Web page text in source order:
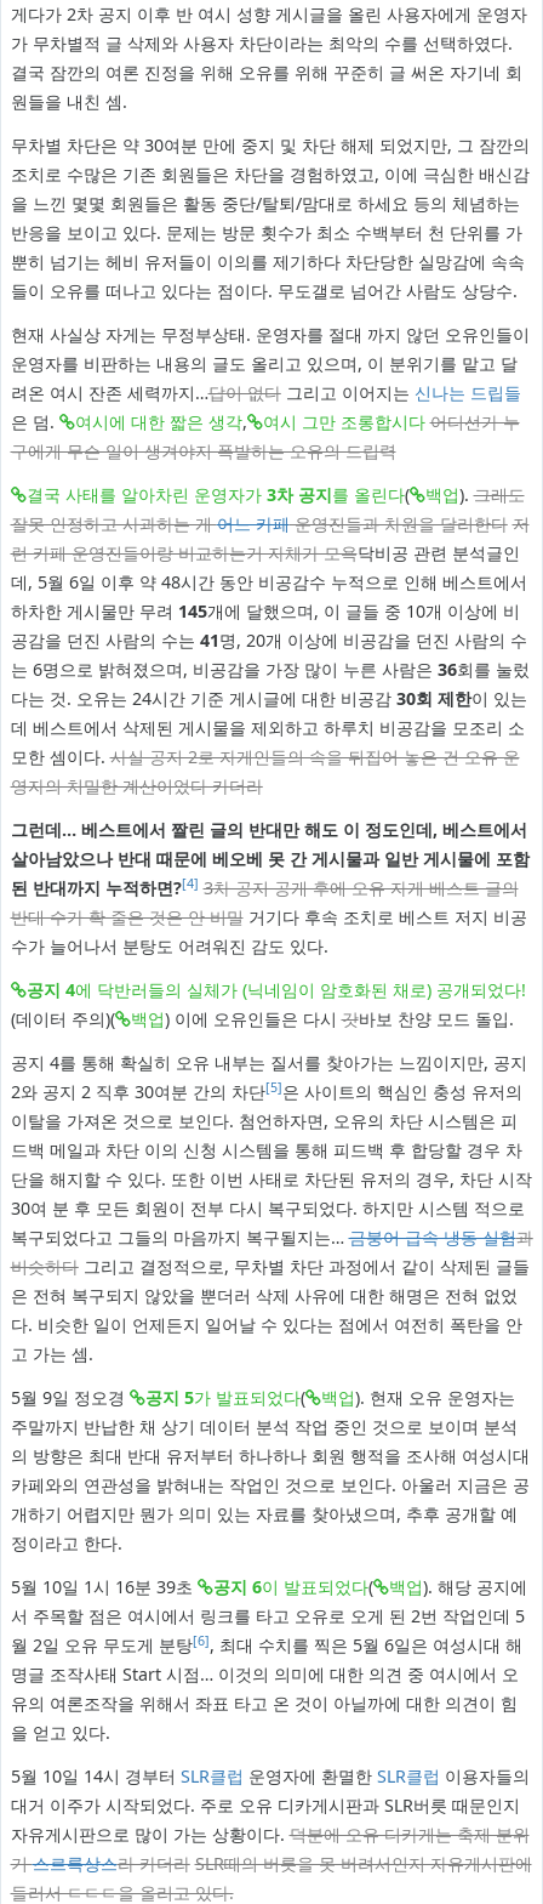
게다가 2차 공지 이후 반 여시 성향 게시글을 올린 사용자에게 운영자
가 무차별적 글 삭제와 사용자 차단이라는 최악의 수를 선택하였다.
결국 잠깐의 여론 진정을 위해 오유를 위해 꾸준히 글 써온 자기네 회
원들을 내친 셈.
무차별 차단은 약 30여분 만에 중지 및 차단 해제 되었지만, 그 잠깐의
조치로 수많은 기존 회원들은 차단을 경험하였고, 이에 극심한 배신감
을 느낀 몇몇 회원들은 활동 중단/탈퇴/맘대로 하세요 등의 체념하는
반응을 보이고 있다. 문제는 방문 횟수가 최소 수백부터 천 단위를 가
뿐히 넘기는 헤비 유저들이 이의를 제기하다 차단당한 실망감에 속속
들이 오유를 떠나고 있다는 점이다. 무도갤로 넘어간 사람도 상당수.
현재 사실상 자게는 무정부상태. 운영자를 절대 까지 않던 오유인들이
운영자를 비판하는 내용의 글도 올리고 있으며, 이 분위기를 맡고 달
려온 여시 잔존 세력까지…답이 없다그리고 이어지는 신나는 드립들
은 덤.
여시에 대한 짧은 생각, 여시 그만 조롱합시다 어디선가 누
구에게 무슨 일이 생겨야지 폭발하는 오유의 드립력
결국 사태를 알아차린 운영자가 3차 공지를 올린다( 백업).그래도
잘못 인정하고 사과하는 게어느 카페운영진들과 차원을 달리한다 저
런 카페 운영진들이랑 비교하는거 자체가 모욕닥비공 관련 분석글인
데, 5월 6일 이후 약 48시간 동안 비공감수 누적으로 인해 베스트에서
하차한 게시물만 무려 145개에 달했으며, 이 글들 중 10개 이상에 비
공감을 던진 사람의 수는 41명, 20개 이상에 비공감을 던진 사람의 수
는 6명으로 밝혀졌으며, 비공감을 가장 많이 누른 사람은 36회를 눌렀
다는 것. 오유는 24시간 기준 게시글에 대한 비공감 30회 제한이 있는
데 베스트에서 삭제된 게시물을 제외하고 하루치 비공감을 모조리 소
모한 셈이다.사실 공지 2로 자게인들의 속을 뒤집어 놓은 건 오유 운
영자의 치밀한 계산이었다 카더라
그런데… 베스트에서 짤린 글의 반대만 해도 이 정도인데, 베스트에서
살아남았으나 반대 때문에 베오베 못 간 게시물과 일반 게시물에 포함
된 반대까지 누적하면?[4] 3차 공지 공개 후에 오유 자게 베스트 글의
반대 수가 확 줄은 것은 안 비밀거기다 후속 조치로 베스트 저지 비공
수가 늘어나서 분탕도 어려워진 감도 있다.
공지 4에 닥반러들의 실체가 (닉네임이 암호화된 채로) 공개되었다!
(데이터 주의)(
백업) 이에 오유인들은 다시갓바보 찬양 모드 돌입.
공지 4를 통해 확실히 오유 내부는 질서를 찾아가는 느낌이지만, 공지
2와 공지 2 직후 30여분 간의 차단[5]은 사이트의 핵심인 충성 유저의
이탈을 가져온 것으로 보인다. 첨언하자면, 오유의 차단 시스템은 피
드백 메일과 차단 이의 신청 시스템을 통해 피드백 후 합당할 경우 차
단을 해지할 수 있다. 또한 이번 사태로 차단된 유저의 경우, 차단 시작
30여 분 후 모든 회원이 전부 다시 복구되었다. 하지만 시스템 적으로
복구되었다고 그들의 마음까지 복구될지는…금붕어 급속 냉동 실험과
비슷하다그리고 결정적으로, 무차별 차단 과정에서 같이 삭제된 글들
은 전혀 복구되지 않았을 뿐더러 삭제 사유에 대한 해명은 전혀 없었
다. 비슷한 일이 언제든지 일어날 수 있다는 점에서 여전히 폭탄을 안
고 가는 셈.
5월 9일 정오경
공지 5가 발표되었다( 백업). 현재 오유 운영자는
주말까지 반납한 채 상기 데이터 분석 작업 중인 것으로 보이며 분석
의 방향은 최대 반대 유저부터 하나하나 회원 행적을 조사해 여성시대
카페와의 연관성을 밝혀내는 작업인 것으로 보인다. 아울러 지금은 공
개하기 어렵지만 뭔가 의미 있는 자료를 찾아냈으며, 추후 공개할 예
정이라고 한다.
5월 10일 1시 16분 39초
공지 6이 발표되었다( 백업). 해당 공지에
서 주목할 점은 여시에서 링크를 타고 오유로 오게 된 2번 작업인데 5
월 2일 오유 무도게 분탕[6], 최대 수치를 찍은 5월 6일은 여성시대 해
명글 조작사태 Start 시점… 이것의 의미에 대한 의견 중 여시에서 오
유의 여론조작을 위해서 좌표 타고 온 것이 아닐까에 대한 의견이 힘
을 얻고 있다.
5월 10일 14시 경부터 SLR클럽 운영자에 환멸한 SLR클럽 이용자들의
대거 이주가 시작되었다. 주로 오유 디카게시판과 SLR버릇 때문인지
자유게시판으로 많이 가는 상황이다.덕분에 오유 디카게는 축제 분위
기스르륵상스라 카더라 SLR때의 버릇을 못 버려서인지 자유게시판에
들러서 ㄷㄷㄷ을 올리고 있다.